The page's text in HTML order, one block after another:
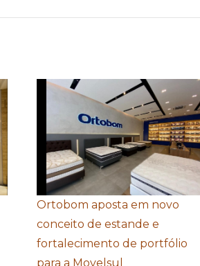
Ortobom aposta em novo
conceito de estande e
fortalecimento de portfólio
para a Movelsul